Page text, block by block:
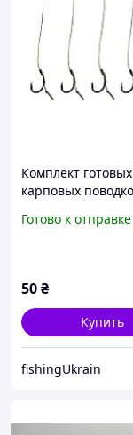
Комплект готовых
карповых
5шт
Готово к отправке
50₴
Купить
fishingUkrain